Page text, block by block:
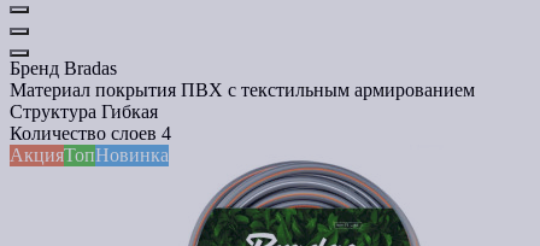
Бренд Bradas
Материал покрытия ПВХ с текстильным армированием
Структура Гибкая
Количество слоев 4
АкцияТопНовинка